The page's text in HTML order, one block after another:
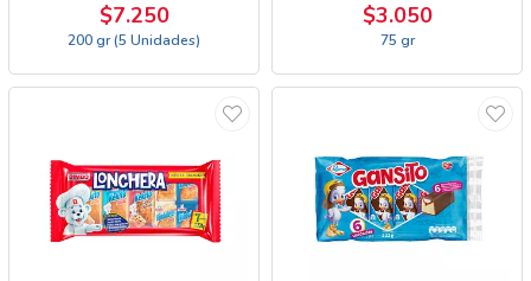
$7.250
200 gr (5 Unidades)
$3.050
75 gr